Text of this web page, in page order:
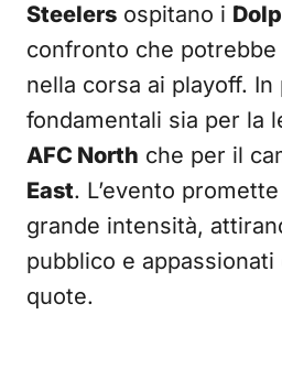
Steelers ospitano i
confronto che
nella corsa ai playoff. In
fondamentali sia per la
AFC North che per il
East. L’evento
grande intensità,
pubblico e
quote.